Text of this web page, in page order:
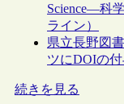
Science―科
ライン）
県立長野図
ツにDOIの
続きを見る